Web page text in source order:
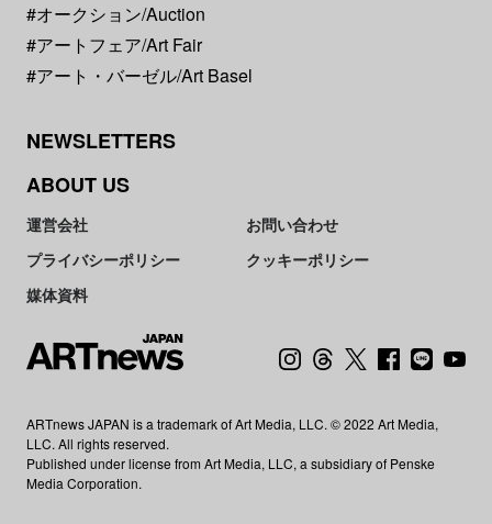
#オークション/Auction
#アートフェア/Art Fair
#アート・バーゼル/Art Basel
NEWSLETTERS
ABOUT US
運営会社
お問い合わせ
プライバシーポリシー
クッキーポリシー
媒体資料
ARTnews JAPAN is a trademark of Art Media, LLC. © 2022 Art Media,
LLC. All rights reserved.
Published under license from Art Media, LLC, a subsidiary of Penske
Media Corporation.